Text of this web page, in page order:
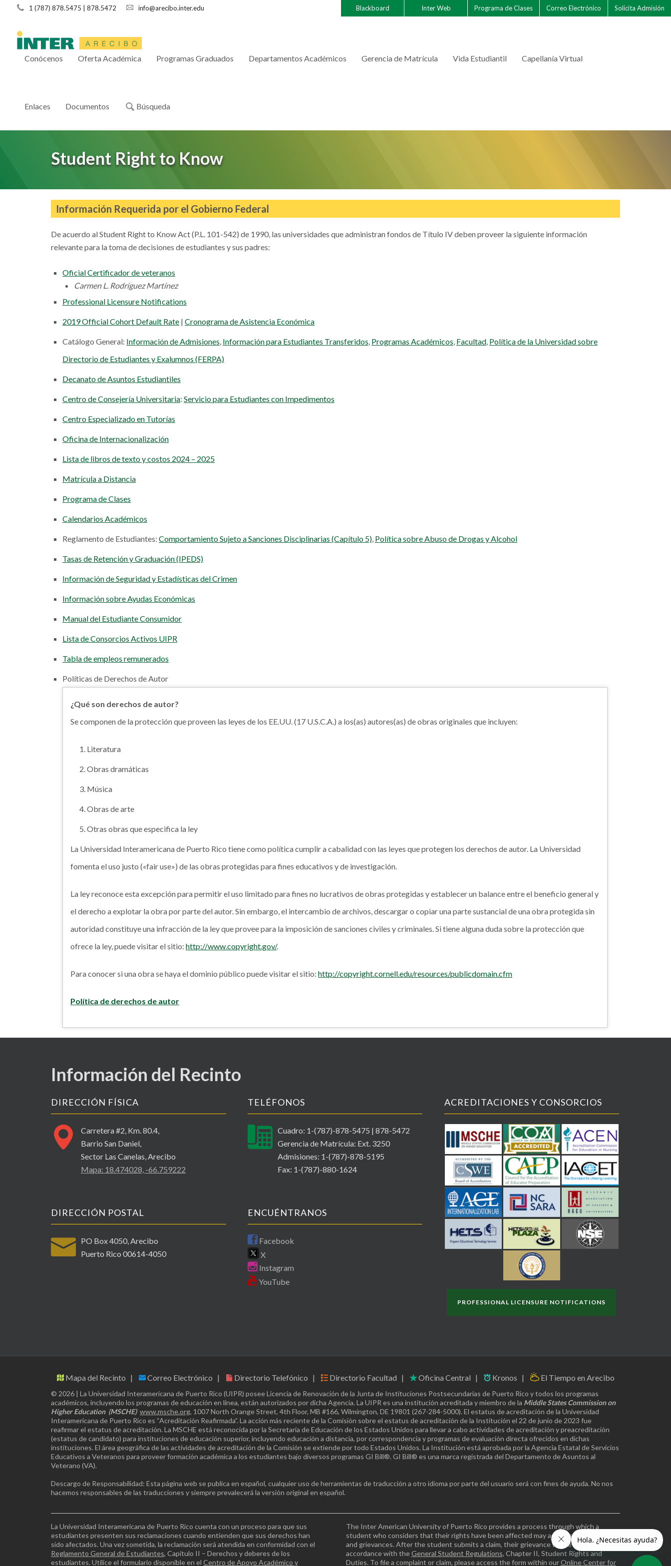
Blackboard Inter Web Programa de Clases Correo Electrónico Solicita Admisión
1 (787) 878.5475 | 878.5472 info@arecibo.inter.edu
Conócenos Oferta Académica Programas Graduados Departamentos Académicos Gerencia de Matrícula Vida Estudiantil Capellanía Virtual
Enlaces Documentos Búsqueda
Student Right to Know
Información Requerida por el Gobierno Federal
De acuerdo al Student Right to Know Act (P.L. 101-542) de 1990, las universidades que administran fondos de Título IV deben proveer la siguiente información
relevante para la toma de decisiones de estudiantes y sus padres:
Oficial Certificador de veteranos
Carmen L. Rodríguez Martínez
Professional Licensure Notifications
2019 Official Cohort Default Rate | Cronograma de Asistencia Económica
Catálogo General: Información de Admisiones, Información para Estudiantes Transferidos, Programas Académicos, Facultad, Política de la Universidad sobre
Directorio de Estudiantes y Exalumnos (FERPA)
Decanato de Asuntos Estudiantiles
Centro de Consejería Universitaria: Servicio para Estudiantes con Impedimentos
Centro Especializado en Tutorías
Oficina de Internacionalización
Lista de libros de texto y costos 2024 – 2025
Matrícula a Distancia
Programa de Clases
Calendarios Académicos
Reglamento de Estudiantes: Comportamiento Sujeto a Sanciones Disciplinarias (Capítulo 5), Política sobre Abuso de Drogas y Alcohol
Tasas de Retención y Graduación (IPEDS)
Información de Seguridad y Estadísticas del Crimen
Información sobre Ayudas Económicas
Manual del Estudiante Consumidor
Lista de Consorcios Activos UIPR
Tabla de empleos remunerados
Políticas de Derechos de Autor
¿Qué son derechos de autor?
Se componen de la protección que proveen las leyes de los EE.UU. (17 U.S.C.A.) a los(as) autores(as) de obras originales que incluyen:
Literatura
Obras dramáticas
Música
Obras de arte
Otras obras que especifica la ley
La Universidad Interamericana de Puerto Rico tiene como política cumplir a cabalidad con las leyes que protegen los derechos de autor. La Universidad
fomenta el uso justo («fair use») de las obras protegidas para fines educativos y de investigación.
La ley reconoce esta excepción para permitir el uso limitado para fines no lucrativos de obras protegidas y establecer un balance entre el beneficio general y
el derecho a explotar la obra por parte del autor. Sin embargo, el intercambio de archivos, descargar o copiar una parte sustancial de una obra protegida sin
autoridad constituye una infracción de la ley que provee para la imposición de sanciones civiles y criminales. Si tiene alguna duda sobre la protección que
ofrece la ley, puede visitar el sitio: http://www.copyright.gov/.
Para conocer si una obra se haya el dominio público puede visitar el sitio: http://copyright.cornell.edu/resources/publicdomain.cfm
Política de derechos de autor
Información del Recinto
DIRECCIÓN FÍSICA
Carretera #2, Km. 80.4,
Barrio San Daniel,
Sector Las Canelas, Arecibo
Mapa: 18.474028, -66.759222
DIRECCIÓN POSTAL
PO Box 4050, Arecibo
Puerto Rico 00614-4050
TELÉFONOS
Cuadro: 1-(787)-878-5475 | 878-5472
Gerencia de Matrícula: Ext. 3250
Admisiones: 1-(787)-878-5195
Fax: 1-(787)-880-1624
ENCUÉNTRANOS
Facebook
X
Instagram
YouTube
ACREDITACIONES Y CONSORCIOS
PROFESSIONAL LICENSURE NOTIFICATIONS
Mapa del Recinto Correo Electrónico Directorio Telefónico Directorio Facultad Oficina Central Kronos El Tiempo en Arecibo
© 2026 | La Universidad Interamericana de Puerto Rico (UIPR) posee Licencia de Renovación de la Junta de Instituciones Postsecundarias de Puerto Rico y todos los programas
académicos, incluyendo los programas de educación en línea, están autorizados por dicha Agencia. La UIPR es una institución acreditada y miembro de la Middle States Commission on
Higher Education (MSCHE) www.msche.org, 1007 North Orange Street, 4th Floor, MB #166, Wilmington, DE 19801 (267-284-5000). El estatus de acreditación de la Universidad
Interamericana de Puerto Rico es “Acreditación Reafirmada”. La acción más reciente de la Comisión sobre el estatus de acreditación de la Institución el 22 de junio de 2023 fue
reafirmar el estatus de acreditación. La MSCHE está reconocida por la Secretaría de Educación de los Estados Unidos para llevar a cabo actividades de acreditación y preacreditación
(estatus de candidato) para instituciones de educación superior, incluyendo educación a distancia, por correspondencia y programas de evaluación directa ofrecidos en dichas
instituciones. El área geográfica de las actividades de acreditación de la Comisión se extiende por todo Estados Unidos. La Institución está aprobada por la Agencia Estatal de Servicios
Educativos a Veteranos para proveer formación académica a los estudiantes bajo diversos programas GI Bill®. GI Bill® es una marca registrada del Departamento de Asuntos al
Veterano (VA).
Descargo de Responsabilidad: Esta página web se publica en español, cualquier uso de herramientas de traducción a otro idioma por parte del usuario será con fines de ayuda. No nos
hacemos responsables de las traducciones y siempre prevalecerá la versión original en español.
La Universidad Interamericana de Puerto Rico cuenta con un proceso para que sus
estudiantes presenten sus reclamaciones cuando entienden que sus derechos han
sido afectados. Una vez sometida, la reclamación será atendida en conformidad con el
Reglamento General de Estudiantes, Capítulo II – Derechos y deberes de los
estudiantes. Utilice el formulario disponible en el Centro de Apoyo Académico y
The Inter American University of Puerto Rico provides a process through which a
student who considers that their rights have been affected may address complaints
and grievances. After the student submits a claim, their grievance will be addressed in
accordance with theGeneral Student Regulations, Chapter II, Student Rights and
Duties. To file a complaint or claim, please access the form within ourOnline Center for